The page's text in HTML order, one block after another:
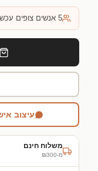
5 אנשים צופים
עיצוב
משלוח חינם
מ-₪300